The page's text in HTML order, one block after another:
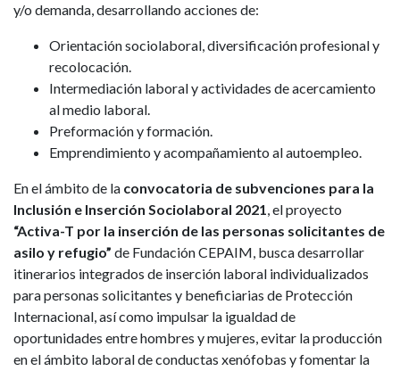
y/o demanda, desarrollando acciones de:
Orientación sociolaboral, diversificación profesional y
recolocación.
Intermediación laboral y actividades de acercamiento
al medio laboral.
Preformación y formación.
Emprendimiento y acompañamiento al autoempleo.
En el ámbito de la convocatoria de subvenciones para la
Inclusión e Inserción Sociolaboral 2021, el proyecto
“Activa-T por la inserción de las personas solicitantes de
asilo y refugio” de Fundación CEPAIM, busca desarrollar
itinerarios integrados de inserción laboral individualizados
para personas solicitantes y beneficiarias de Protección
Internacional, así como impulsar la igualdad de
oportunidades entre hombres y mujeres, evitar la producción
en el ámbito laboral de conductas xenófobas y fomentar la